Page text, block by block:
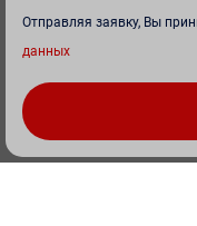
Отправляя заявку, Вы
данных